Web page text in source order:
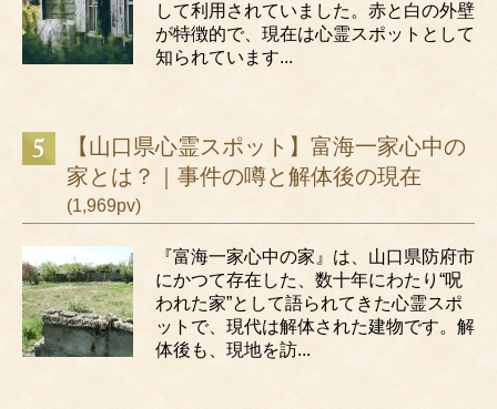
して利用されていました。赤と白の外壁
が特徴的で、現在は心霊スポットとして
知られています...
【山口県心霊スポット】富海一家心中の
家とは？｜事件の噂と解体後の現在
(1,969pv)
『富海一家心中の家』は、山口県防府市
にかつて存在した、数十年にわたり“呪
われた家”として語られてきた心霊スポ
ットで、現代は解体された建物です。解
体後も、現地を訪...